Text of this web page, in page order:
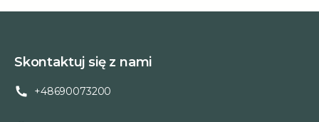
Skontaktuj się z nami
+48690073200